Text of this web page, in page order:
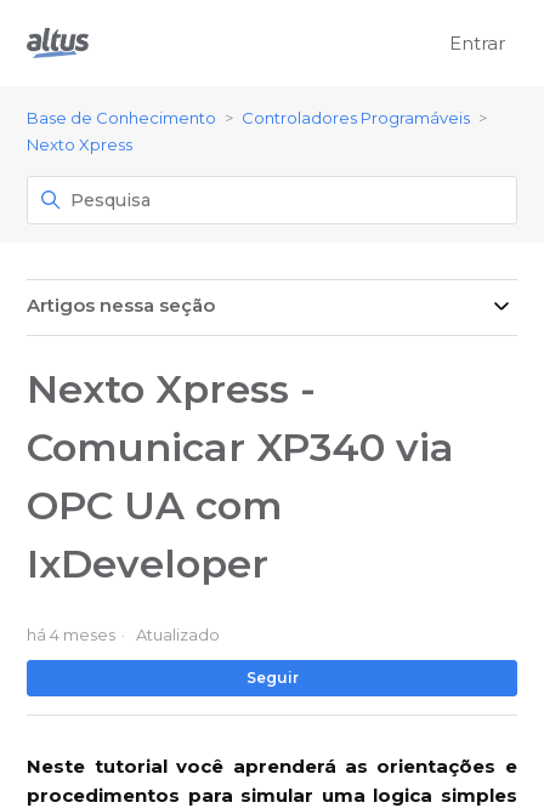
Entrar
Base de Conhecimento
Controladores Programáveis
Nexto Xpress
Artigos nessa seção
Nexto Xpress -
Comunicar XP340 via
OPC UA com
IxDeveloper
há 4 meses Atualizado
Seguir
Neste tutorial você aprenderá as orientações e
procedimentos para simular uma logica simples